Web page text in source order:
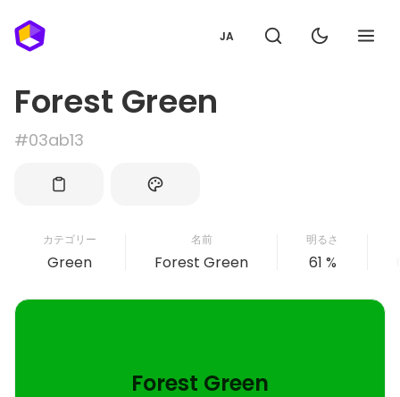
JA
Forest Green
#03ab13
カテゴリー
Green
名前
Forest Green
明るさ
61 %
Forest Green